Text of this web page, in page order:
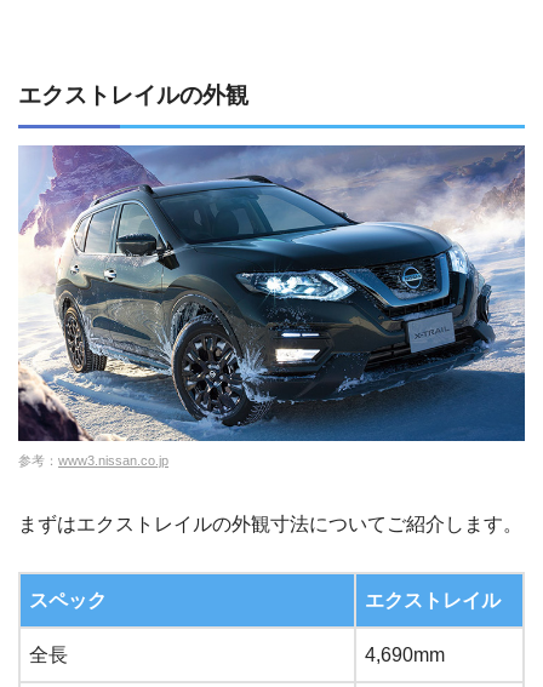
エクストレイルの外観
参考： www3.nissan.co.jp
まずはエクストレイルの外観寸法についてご紹介します。
スペック エクストレイル
全長 4,690mm